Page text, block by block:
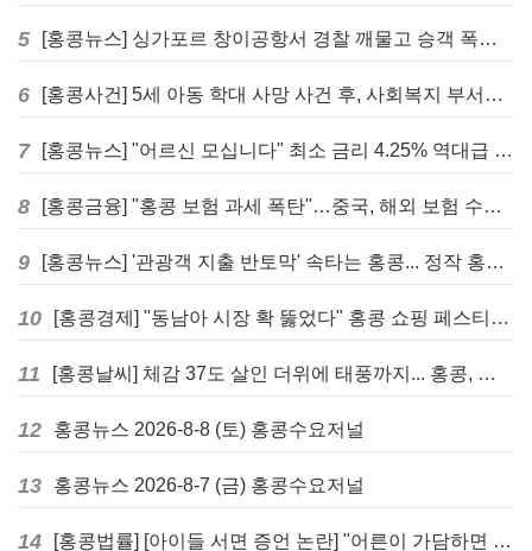
5 [홍콩뉴스] 싱가포르 창이공항서 경찰 깨물고 승객 폭행한 홍콩 모자, 결국 감옥행
6 [홍콩사건] 5세 아동 학대 사망 사건 후, 사회복지 부서에 내부 검토 및 교육 강화 촉구
7 [홍콩뉴스] "어르신 모십니다" 최소 금리 4.25% 역대급 혜택, 홍콩 실버채권 발행
8 [홍콩금융] "홍콩 보험 과세 폭탄"…중국, 해외 보험 수익에 20% 세금 부과로 관련주 급락
9 [홍콩뉴스] '관광객 지출 반토막' 속타는 홍콩... 정작 홍콩인들은 지갑 들고 해외로?
10 [홍콩경제] "동남아 시장 확 뚫었다" 홍콩 쇼핑 페스티벌, 매출 대박 행진
11 [홍콩날씨] 체감 37도 살인 더위에 태풍까지... 홍콩, 주말 내내 '초비상'
12 홍콩뉴스 2026-8-8 (토) 홍콩수요저널
13 홍콩뉴스 2026-8-7 (금) 홍콩수요저널
14 [홍콩법률] [아이들 서면 증언 논란] "어른이 가담하면 왜곡된다"… 홍콩 변호사회, 정부 성범죄법 개정안에 제동